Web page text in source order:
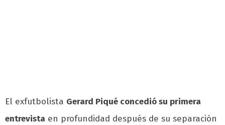
El exfutbolista Gerard Piqué concedió su primera
entrevista en profundidad después de su separación